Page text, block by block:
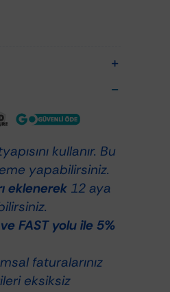
kullanır. Bu
yapabilirsiniz.
eklenerek12 aya
FAST yolu ile 5%
faturalarınız
eksiksiz